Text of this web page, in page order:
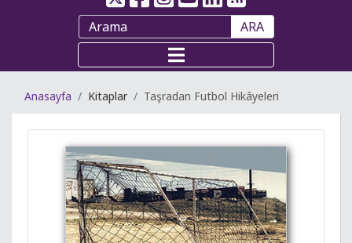
ARA
Anasayfa Kitaplar Taşradan Futbol Hikâyeleri